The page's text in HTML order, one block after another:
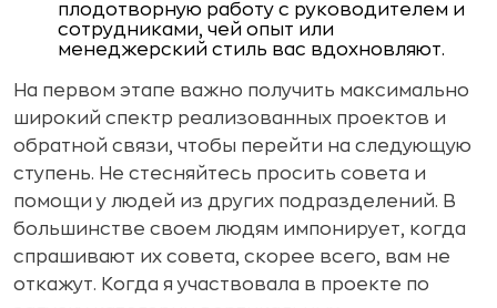
плодотворную работу с руководителем и
сотрудниками, чей опыт или
менеджерский стиль вас вдохновляют.
На первом этапе важно получить максимально
широкий спектр реализованных проектов и
обратной связи, чтобы перейти на следующую
ступень. Не стесняйтесь просить совета и
помощи у людей из других подразделений. В
большинстве своем людям импонирует, когда
спрашивают их совета, скорее всего, вам не
откажут. Когда я участвовала в проекте по